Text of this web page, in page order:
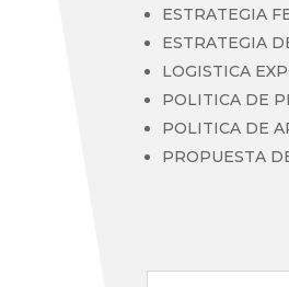
ESTRATEGIA
ESTRATEGIA
LOGISTICA
POLITICA DE
POLITICA DE
PROPUESTA